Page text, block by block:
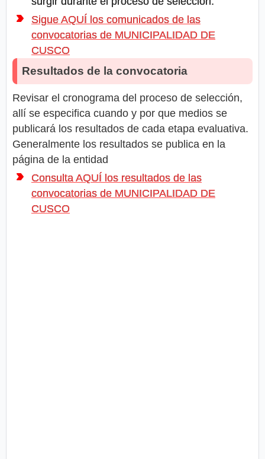
Sigue AQUÍ los comunicados de las
convocatorias de MUNICIPALIDAD DE
CUSCO
Resultados de la convocatoria
Revisar el cronograma del proceso de selección,
allí se especifica cuando y por que medios se
publicará los resultados de cada etapa evaluativa.
Generalmente los resultados se publica en la
página de la entidad
Consulta AQUÍ los resultados de las
convocatorias de MUNICIPALIDAD DE
CUSCO